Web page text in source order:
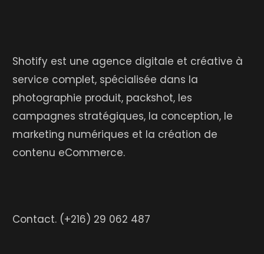
Shotify est une agence digitale et créative à
service complet, spécialisée dans la
photographie produit, packshot, les
campagnes stratégiques, la conception, le
marketing numériques et la création de
contenu eCommerce.
Contact. (+216) 29 062 487